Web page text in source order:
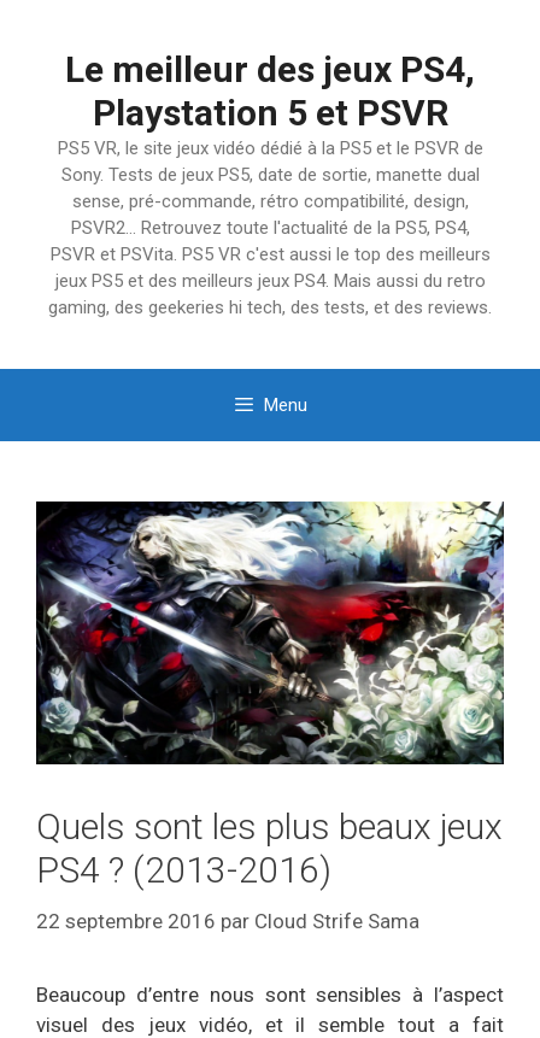
Le meilleur des jeux PS4,
Playstation 5 et PSVR
PS5 VR, le site jeux vidéo dédié à la PS5 et le PSVR de
Sony. Tests de jeux PS5, date de sortie, manette dual
sense, pré-commande, rétro compatibilité, design,
PSVR2… Retrouvez toute l'actualité de la PS5, PS4,
PSVR et PSVita. PS5 VR c'est aussi le top des meilleurs
jeux PS5 et des meilleurs jeux PS4. Mais aussi du retro
gaming, des geekeries hi tech, des tests, et des reviews.
Menu
Quels sont les plus beaux jeux
PS4 ? (2013-2016)
22 septembre 2016 par Cloud Strife Sama
Beaucoup d’entre nous sont sensibles à l’aspect
visuel des jeux vidéo, et il semble tout a fait